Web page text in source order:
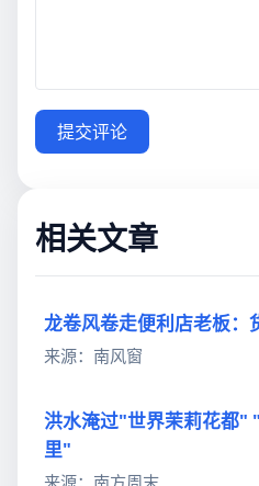
提交评论
相关文章
龙卷风卷走便利店老板：
来源：南风窗
洪水淹过"世界茉莉花都"
里"